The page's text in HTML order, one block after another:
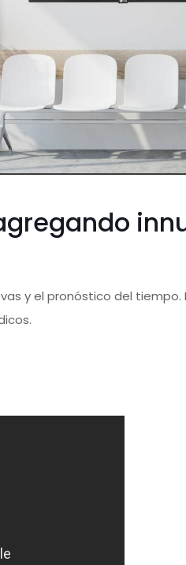
y el pronóstico del tiempo.